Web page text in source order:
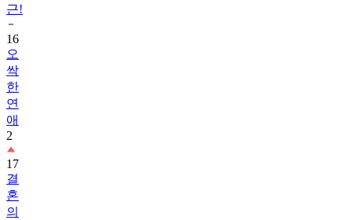
근!
16
오
싹
한
연
애
2
17
결
혼
의